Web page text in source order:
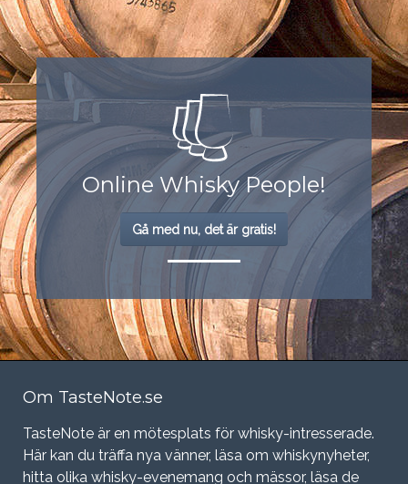
Online Whisky People!
Gå med nu, det är gratis!
Om TasteNote.se
TasteNote är en mötesplats för whisky-intresserade.
Här kan du träffa nya vänner, läsa om whiskynyheter,
hitta olika whisky-evenemang och mässor, läsa de